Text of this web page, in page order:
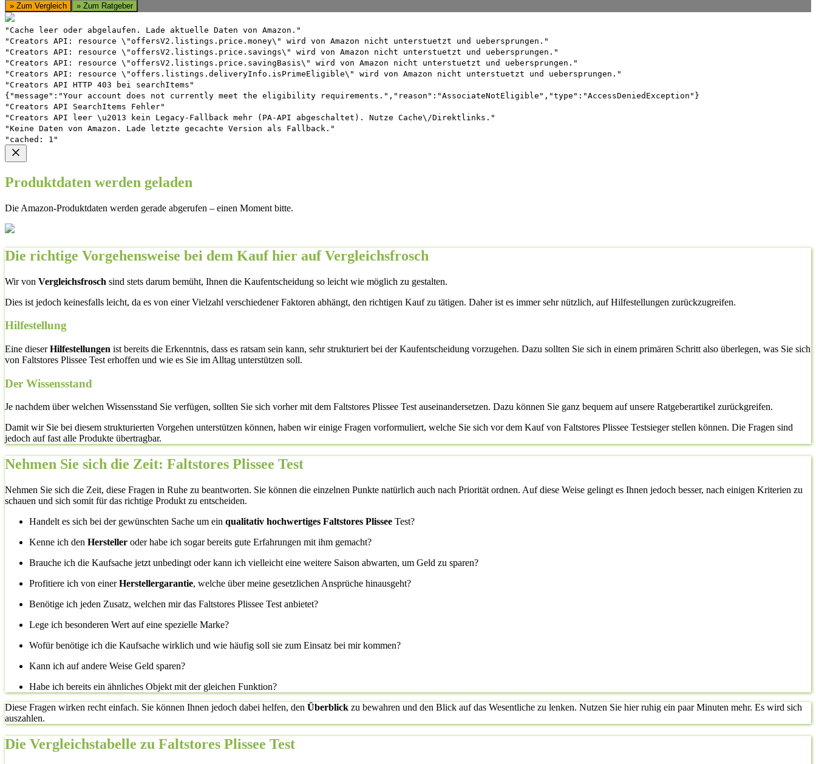
» Zum Vergleich
» Zum Ratgeber
"Cache leer oder abgelaufen. Lade aktuelle Daten von Amazon."
"Creators API: resource \"offersV2.listings.price.money\" wird von Amazon nicht unterstuetzt und uebersprungen."
"Creators API: resource \"offersV2.listings.price.savings\" wird von Amazon nicht unterstuetzt und uebersprungen."
"Creators API: resource \"offersV2.listings.price.savingBasis\" wird von Amazon nicht unterstuetzt und uebersprungen."
"Creators API: resource \"offers.listings.deliveryInfo.isPrimeEligible\" wird von Amazon nicht unterstuetzt und uebersprungen."
"Creators API HTTP 403 bei searchItems"
{"message":"Your account does not currently meet the eligibility requirements.","reason":"AssociateNotEligible","type":"AccessDeniedException"}
"Creators API SearchItems Fehler"
"Creators API leer \u2013 kein Legacy-Fallback mehr (PA-API abgeschaltet). Nutze Cache\/Direktlinks."
"Keine Daten von Amazon. Lade letzte gecachte Version als Fallback."
"cached: 1"
Produktdaten werden geladen
Die Amazon-Produktdaten werden gerade abgerufen – einen Moment bitte.
Die richtige Vorgehensweise bei dem Kauf hier auf Vergleichsfrosch
Wir von Vergleichsfrosch sind stets darum bemüht, Ihnen die Kaufentscheidung so leicht wie möglich zu gestalten.
Dies ist jedoch keinesfalls leicht, da es von einer Vielzahl verschiedener Faktoren abhängt, den richtigen Kauf zu tätigen. Daher ist es immer sehr nützlich, auf Hilfestellungen zurückzugreifen.
Hilfestellung
Eine dieserHilfestellungen ist bereits die Erkenntnis, dass es ratsam sein kann, sehr strukturiert bei der Kaufentscheidung vorzugehen. Dazu sollten Sie sich in einem primären Schritt also überlegen, was Sie sich
von Faltstores Plissee Test erhoffen und wie es Sie im Alltag unterstützen soll.
Der Wissensstand
Je nachdem über welchen Wissensstand Sie verfügen, sollten Sie sich vorher mit dem Faltstores Plissee Test auseinandersetzen. Dazu können Sie ganz bequem auf unsere Ratgeberartikel zurückgreifen.
Damit wir Sie bei diesem strukturierten Vorgehen unterstützen können, haben wir einige Fragen vorformuliert, welche Sie sich vor dem Kauf von Faltstores Plissee Testsieger stellen können. Die Fragen sind
jedoch auf fast alle Produkte übertragbar.
Nehmen Sie sich die Zeit: Faltstores Plissee Test
Nehmen Sie sich die Zeit, diese Fragen in Ruhe zu beantworten. Sie können die einzelnen Punkte natürlich auch nach Priorität ordnen. Auf diese Weise gelingt es Ihnen jedoch besser, nach einigen Kriterien zu
schauen und sich somit für das richtige Produkt zu entscheiden.
Handelt es sich bei der gewünschten Sache um ein qualitativ hochwertiges Faltstores Plissee Test?
Kenne ich den Hersteller oder habe ich sogar bereits gute Erfahrungen mit ihm gemacht?
Brauche ich die Kaufsache jetzt unbedingt oder kann ich vielleicht eine weitere Saison abwarten, um Geld zu sparen?
Profitiere ich von einerHerstellergarantie, welche über meine gesetzlichen Ansprüche hinausgeht?
Benötige ich jeden Zusatz, welchen mir das Faltstores Plissee Test anbietet?
Lege ich besonderen Wert auf eine spezielle Marke?
Wofür benötige ich die Kaufsache wirklich und wie häufig soll sie zum Einsatz bei mir kommen?
Kann ich auf andere Weise Geld sparen?
Habe ich bereits ein ähnliches Objekt mit der gleichen Funktion?
Diese Fragen wirken recht einfach. Sie können Ihnen jedoch dabei helfen, den Überblick zu bewahren und den Blick auf das Wesentliche zu lenken. Nutzen Sie hier ruhig ein paar Minuten mehr. Es wird sich
auszahlen.
Die Vergleichstabelle zu Faltstores Plissee Test